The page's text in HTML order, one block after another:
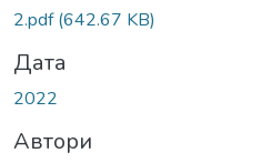
2.pdf(642.67 KB)
Дата
2022
Автори